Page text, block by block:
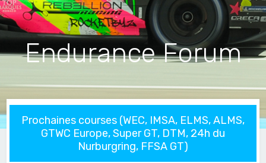
Endurance Forum
Prochaines courses (WEC, IMSA, ELMS, ALMS,
GTWC Europe, Super GT, DTM, 24h du
Nurburgring, FFSA GT)